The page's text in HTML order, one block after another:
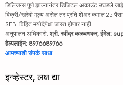
डिलिजन्स पूर्ण झाल्यानंतर डिजिटल अकाउंट उघडले
विक्री/खरेदी मूल्य असेल तर प्रति शेअर कमाल 25
SEBI विहित मर्यादेपेक्षा जास्त होणार नाही.
अनुपालन अधिकारी: श्री. रवींद्र कळवणकर, ईमेल:
हेल्पलाईन: 8976689766
आमच्याशी संपर्क साधा
इन्व्हेस्टर, लक्ष द्या